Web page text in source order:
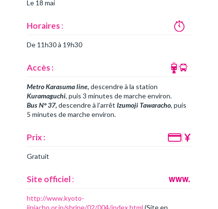
Le 18 mai
Horaires:
De 11h30 à 19h30
Accès :
Metro Karasuma line,descendre à la station
Kuramaguchi, puis 3 minutes de marche environ.
Bus N° 37,descendre à l’arrêt Izumoji Tawaracho, puis
5 minutes de marche environ.
Prix :
Gratuit
Site officiel:
http://www.kyoto-